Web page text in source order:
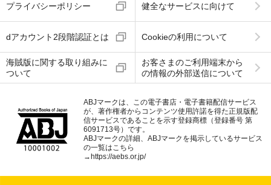
プライバシーポリシー 健全なサービスに向けて
dアカウント2段階認証とは Cookieの利用について
海賊版に関する取り組みに
ついて
お客さまのご利用端末から
の情報の外部送信について
ABJマークは、この電子書店・電子書籍配信サービス
が、著作権者からコンテンツ使用許諾を得た正規版配
信サービスであることを示す登録商標（登録番号 第
6091713号）です。
ABJマークの詳細、ABJマークを掲示しているサービス
の一覧はこちら
→https://aebs.or.jp/